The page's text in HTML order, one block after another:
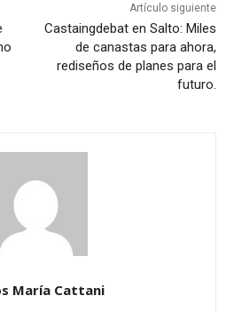
Artículo siguiente
Castaingdebat en Salto: Miles
de canastas para ahora,
rediseños de planes para el
futuro.
María Cattani